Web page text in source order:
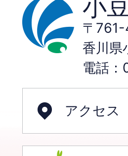
〒
香川県
電話
アクセス